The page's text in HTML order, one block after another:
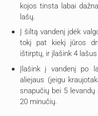
kojos tinsta labai
lašų.
Į šiltą vandenį įdėk
tokį pat kiekį jūros
ištirptų, ir įlašink 4
Įlašink į vandenį po
aliejaus (jeigu
snapučių bei 5
20 minučių.